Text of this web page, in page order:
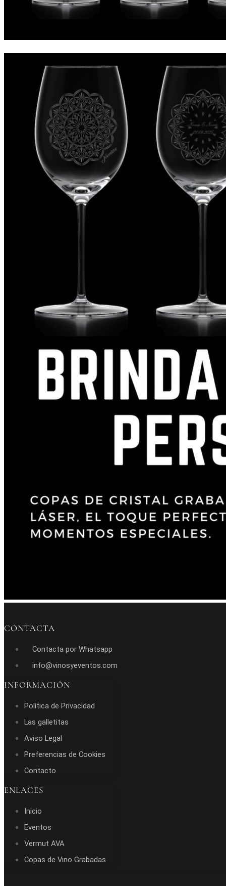
CONTACTA
Contacta por Whatsapp
info@vinosyeventos.com
INFORMACIÓN
Política de Privacidad
Las galletitas
Aviso Legal
Preferencias de Cookies
Contacto
ENLACES
Inicio
Eventos
Vermut AVA
Copas de Vino Grabadas